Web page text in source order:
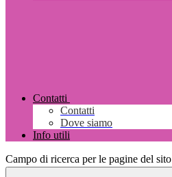
Contatti
Contatti
Dove siamo
Info utili
Campo di ricerca per le pagine del sito